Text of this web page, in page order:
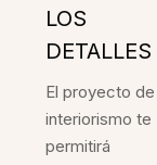
LOS
DETALLES
El proyecto de
interiorismo te
permitirá